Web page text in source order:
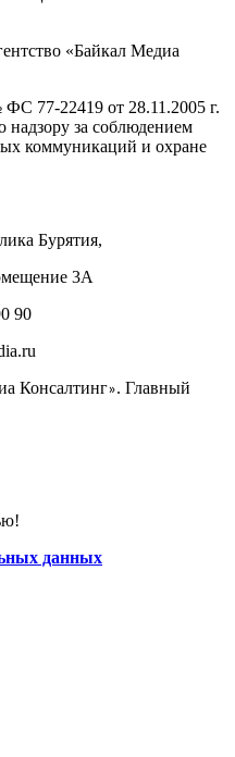
«Байкал Медиа
77-22419 от 28.11.2005 г.
за соблюдением
коммуникаций и охране
Бурятия,
3А
90
Консалтинг». Главный
данных